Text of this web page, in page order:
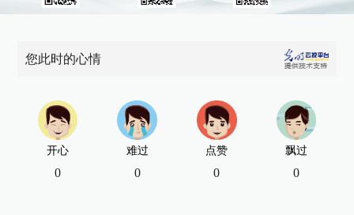
您此时的心情
开心
0
难过
0
点赞
0
飘过
0